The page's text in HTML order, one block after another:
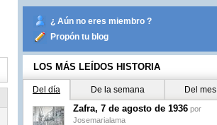
¿ Aún no eres miembro ?
Propón tu blog
LOS MÁS LEÍDOS HISTORIA
Del día De la semana Del mes
Zafra, 7 de agosto de 1936 por
Josemarialama